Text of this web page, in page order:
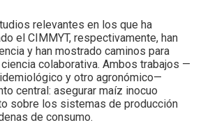
relevantes en los que ha
el CIMMYT, respectivamente, han
y han mostrado caminos para
colaborativa. Ambos trabajos —
y otro agronómico—
central: asegurar maíz inocuo
sobre los sistemas de producción
de consumo.